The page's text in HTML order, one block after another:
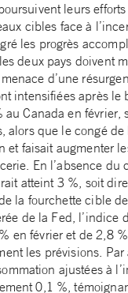
leurs
cibles face à
les progrès
deux pays doivent
d’une
intensifiées après le
au Canada en février,
alors que le congé de
et faisait augmenter
En l’absence du
atteint 3 %, soit
la fourchette cible
de la Fed, l’indice
en février et de 2,8
les prévisions.
ajustées à
0,1 %,